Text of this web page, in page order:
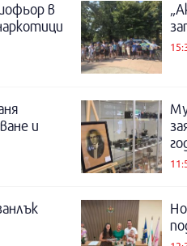
в
и